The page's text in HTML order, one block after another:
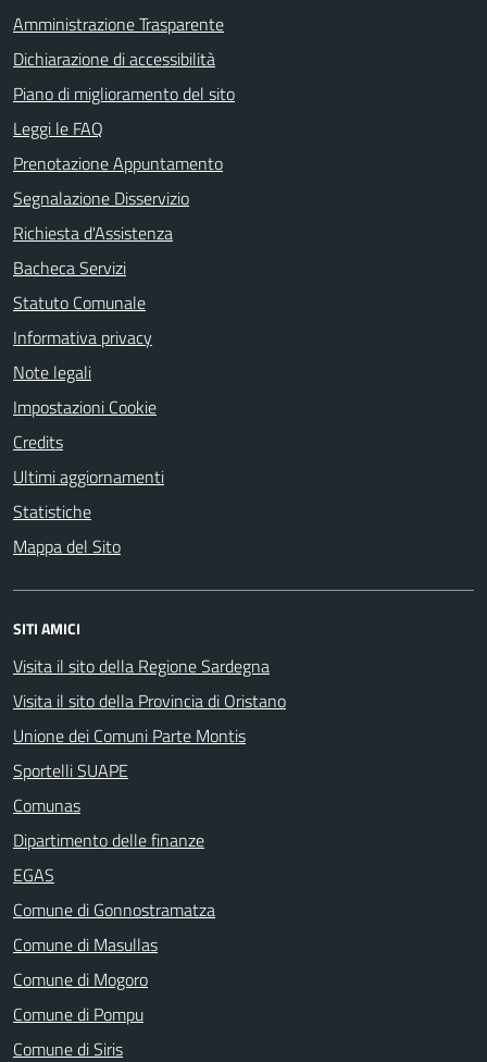
Amministrazione Trasparente
Dichiarazione di accessibilità
Piano di miglioramento del sito
Leggi le FAQ
Prenotazione Appuntamento
Segnalazione Disservizio
Richiesta d'Assistenza
Bacheca Servizi
Statuto Comunale
Informativa privacy
Note legali
Impostazioni Cookie
Credits
Ultimi aggiornamenti
Statistiche
Mappa del Sito
SITI AMICI
Visita il sito della Regione Sardegna
Visita il sito della Provincia di Oristano
Unione dei Comuni Parte Montis
Sportelli SUAPE
Comunas
Dipartimento delle finanze
EGAS
Comune di Gonnostramatza
Comune di Masullas
Comune di Mogoro
Comune di Pompu
Comune di Siris